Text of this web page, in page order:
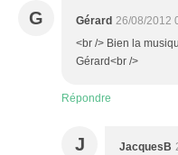
G Gérard 26/08/2012
<br /> Bien la
Gérard<br />
Répondre
J JacquesB